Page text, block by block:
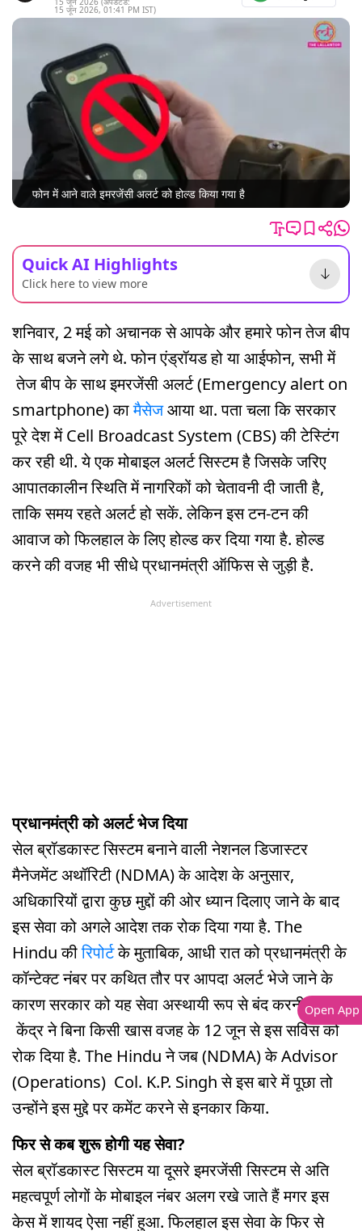
15 जून 2026, 01:41 PM IST)
फोन में आने वाले इमरजेंसी अलर्ट को होल्ड किया गया है
Quick AI Highlights
Click here to view more
शनिवार, 2 मई को अचानक से आपके और हमारे फोन तेज बीप
के साथ बजने लगे थे. फोन एंड्रॉयड हो या आईफोन, सभी में
तेज बीप के साथ इमरजेंसी अलर्ट (Emergency alert on
smartphone) कामैसेजआया था. पता चला कि सरकार
पूरे देश में Cell Broadcast System (CBS) की टेस्टिंग
कर रही थी. ये एक मोबाइल अलर्ट सिस्टम है जिसके जरिए
आपातकालीन स्थिति में नागरिकों को चेतावनी दी जाती है,
ताकि समय रहते अलर्ट हो सकें. लेकिन इस टन-टन की
आवाज को फिलहाल के लिए होल्ड कर दिया गया है. होल्ड
करने की वजह भी सीधे प्रधानमंत्री ऑफिस से जुड़ी है.
Advertisement
प्रधानमंत्री को अलर्ट भेज दिया
सेल ब्रॉडकास्ट सिस्टम बनाने वाली नेशनल डिजास्टर
मैनेजमेंट अथॉरिटी (NDMA) के आदेश के अनुसार,
अधिकारियों द्वारा कुछ मुद्दों की ओर ध्यान दिलाए जाने के बाद
इस सेवा को अगले आदेश तक रोक दिया गया है. The
Hindu कीरिपोर्टके मुताबिक, आधी रात को प्रधानमंत्री के
कॉन्टेक्ट नंबर पर कथित तौर पर आपदा अलर्ट भेजे जाने के
कारण सरकार को यह सेवा अस्थायी रूप से बंद करनी पड़ी.
केंद्र ने बिना किसी खास वजह के 12 जून से इस सर्विस को
रोक दिया है. The Hindu ने जब (NDMA) के Advisor
(Operations) Col. K.P. Singh से इस बारे में पूछा तो
उन्होंने इस मुद्दे पर कमेंट करने से इनकार किया.
फिर से कब शुरू होगी यह सेवा?
सेल ब्रॉडकास्ट सिस्टम या दूसरे इमरजेंसी सिस्टम से अति
महत्वपूर्ण लोगों के मोबाइल नंबर अलग रखे जाते हैं मगर इस
केस में शायद ऐसा नहीं हुआ. फिलहाल इस सेवा के फिर से
Open App